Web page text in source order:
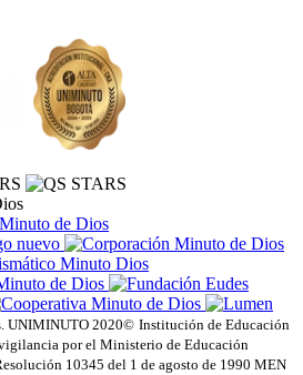
UNIMINUTO 2020© Institución de Educación
por el Ministerio de Educación
10345 del 1 de agosto de 1990 MEN